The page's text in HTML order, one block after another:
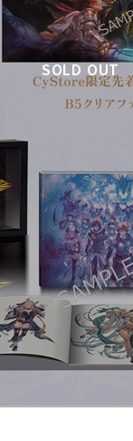
SOLD OUT